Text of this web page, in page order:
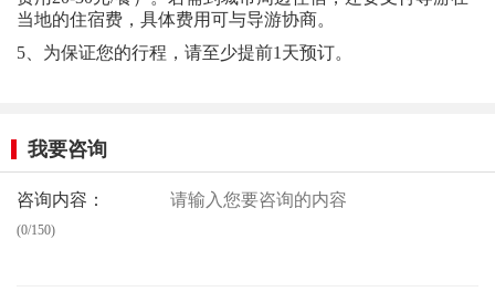
当地的住宿费，具体费用可与导游协商。
5、为保证您的行程，请至少提前1天预订。
我要咨询
咨询内容：
(0/150)